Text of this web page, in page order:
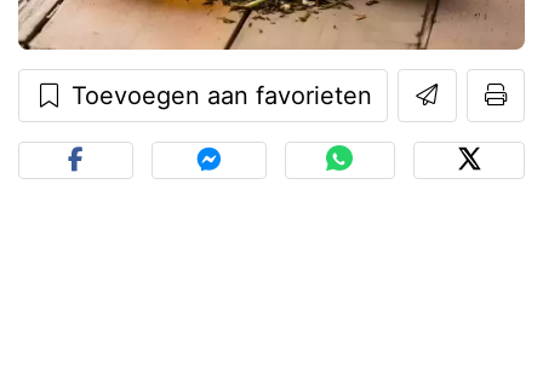
Toevoegen aan favorieten